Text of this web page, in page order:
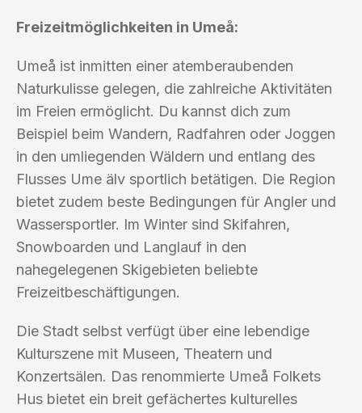
Freizeitmöglichkeiten in Umeå:
Umeå ist inmitten einer atemberaubenden
Naturkulisse gelegen, die zahlreiche Aktivitäten
im Freien ermöglicht. Du kannst dich zum
Beispiel beim Wandern, Radfahren oder Joggen
in den umliegenden Wäldern und entlang des
Flusses Ume älv sportlich betätigen. Die Region
bietet zudem beste Bedingungen für Angler und
Wassersportler. Im Winter sind Skifahren,
Snowboarden und Langlauf in den
nahegelegenen Skigebieten beliebte
Freizeitbeschäftigungen.
Die Stadt selbst verfügt über eine lebendige
Kulturszene mit Museen, Theatern und
Konzertsälen. Das renommierte Umeå Folkets
Hus bietet ein breit gefächertes kulturelles